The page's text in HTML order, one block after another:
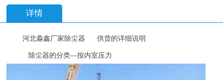
详情
河北淼鑫厂家除尘器 供货的详细说明
除尘器的分类—按内室压力